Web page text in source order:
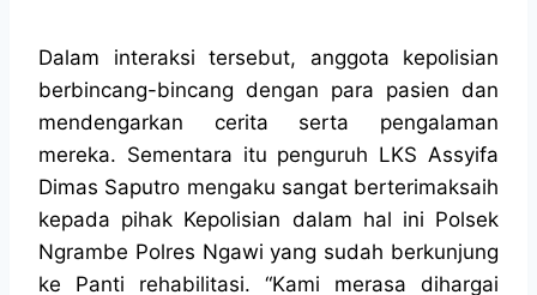
Dalam interaksi tersebut, anggota kepolisian
berbincang-bincang dengan para pasien dan
mendengarkan cerita serta pengalaman
mereka. Sementara itu penguruh LKS Assyifa
Dimas Saputro mengaku sangat berterimaksaih
kepada pihak Kepolisian dalam hal ini Polsek
Ngrambe Polres Ngawi yang sudah berkunjung
ke Panti rehabilitasi. “Kami merasa dihargai